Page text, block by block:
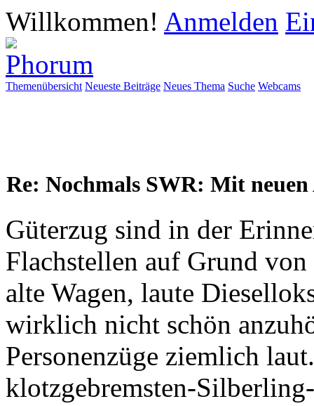
Willkommen! Anmelden
Themenübersicht Neueste Beiträge Neues Thema Suche Webcams
Re: Nochmals SWR: Mit
Güterzug sind in der
Flachstellen auf Grund
alte Wagen, laute
wirklich nicht schön
Personenzüge ziemlich
klotzgebremsten-